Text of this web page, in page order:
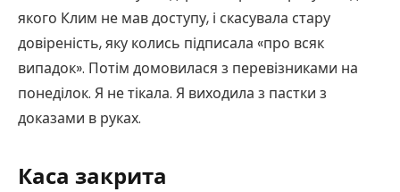
якого Клим не мав доступу, і скасувала стару
довіреність, яку колись підписала «про всяк
випадок». Потім домовилася з перевізниками на
понеділок. Я не тікала. Я виходила з пастки з
доказами в руках.
Каса закрита